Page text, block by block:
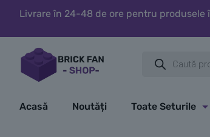
Livrare în 24-48 de ore pentru produsele
search
Acasă Noutăți Toate Seturile